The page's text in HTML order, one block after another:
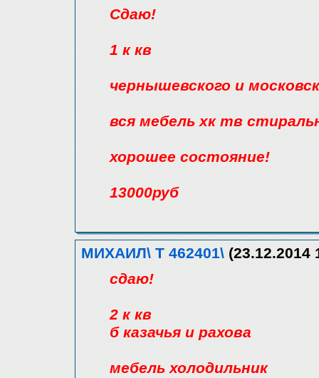
Сдаю!
1 к кв
чернышевского и
вся мебель хк тв
хорошее состояние!
13000руб
МИХАИЛ\ Т 462401\ (23.12.2014
сдаю!
2 к кв
б казачья и рахова
мебель холодильник